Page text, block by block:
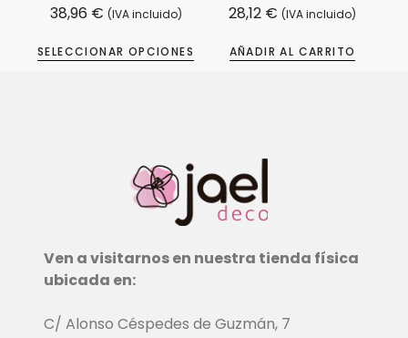
38,96 € (IVA incluido)
SELECCIONAR OPCIONES
28,12 € (IVA incluido)
AÑADIR AL CARRITO
Ven a visitarnos en nuestra tienda física
ubicada en:
C/ Alonso Céspedes de Guzmán, 7